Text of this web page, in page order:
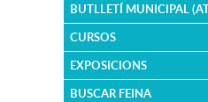
BUTLLETÍ MUNICIPAL
CURSOS
EXPOSICIONS
BUSCAR FEINA